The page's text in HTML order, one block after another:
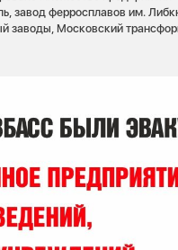
завод ферросплавов им.
заводы, Московский